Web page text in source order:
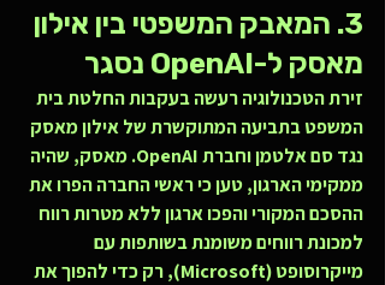
3. המאבק המשפטי בין אילון
מאסק ל-OpenAI נסגר
זירת הטכנולוגיה רעשה בעקבות החלטת בית
המשפט בתביעה המתוקשרת של אילון מאסק
נגד סם אלטמן וחברת OpenAI. מאסק, שהיה
ממקימי הארגון, טען כי ראשי החברה הפרו את
ההסכם המקורי והפכו ארגון ללא מטרות רווח
למכונת רווחים משומנת בשותפות עם
מייקרוסופט (Microsoft), רק כדי להפוך את